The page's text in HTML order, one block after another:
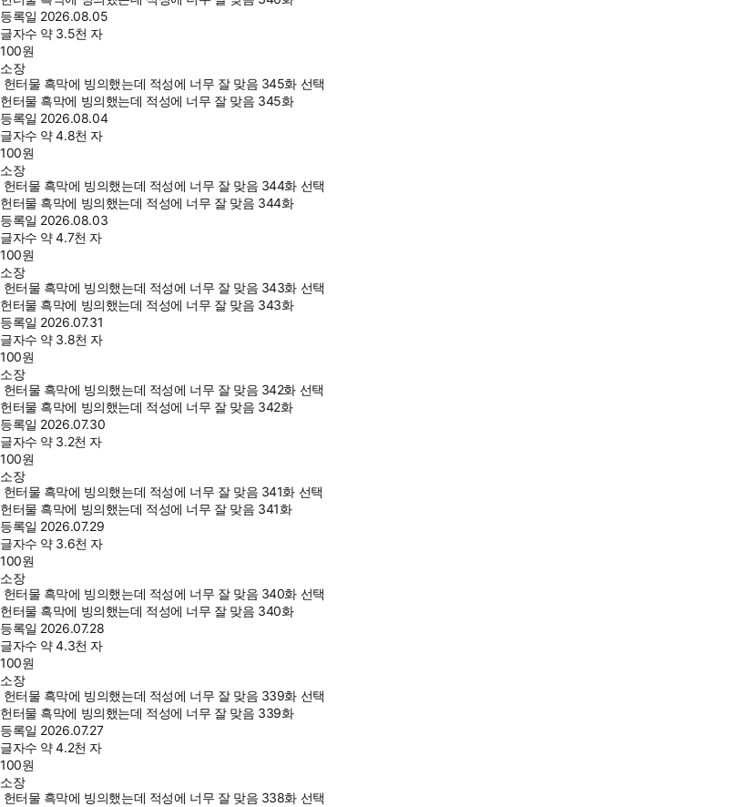
등록일 2026.08.05
글자수 약 3.5천 자
100원
소장
헌터물 흑막에 빙의했는데 적성에 너무 잘 맞음 345화 선택
헌터물 흑막에 빙의했는데 적성에 너무 잘 맞음 345화
등록일 2026.08.04
글자수 약 4.8천 자
100원
소장
헌터물 흑막에 빙의했는데 적성에 너무 잘 맞음 344화 선택
헌터물 흑막에 빙의했는데 적성에 너무 잘 맞음 344화
등록일 2026.08.03
글자수 약 4.7천 자
100원
소장
헌터물 흑막에 빙의했는데 적성에 너무 잘 맞음 343화 선택
헌터물 흑막에 빙의했는데 적성에 너무 잘 맞음 343화
등록일 2026.07.31
글자수 약 3.8천 자
100원
소장
헌터물 흑막에 빙의했는데 적성에 너무 잘 맞음 342화 선택
헌터물 흑막에 빙의했는데 적성에 너무 잘 맞음 342화
등록일 2026.07.30
글자수 약 3.2천 자
100원
소장
헌터물 흑막에 빙의했는데 적성에 너무 잘 맞음 341화 선택
헌터물 흑막에 빙의했는데 적성에 너무 잘 맞음 341화
등록일 2026.07.29
글자수 약 3.6천 자
100원
소장
헌터물 흑막에 빙의했는데 적성에 너무 잘 맞음 340화 선택
헌터물 흑막에 빙의했는데 적성에 너무 잘 맞음 340화
등록일 2026.07.28
글자수 약 4.3천 자
100원
소장
헌터물 흑막에 빙의했는데 적성에 너무 잘 맞음 339화 선택
헌터물 흑막에 빙의했는데 적성에 너무 잘 맞음 339화
등록일 2026.07.27
글자수 약 4.2천 자
100원
소장
헌터물 흑막에 빙의했는데 적성에 너무 잘 맞음 338화 선택